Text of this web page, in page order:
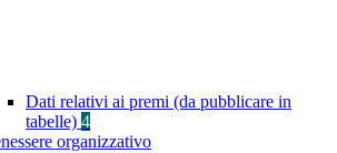
Dati relativi ai premi (da pubblicare in
tabelle) 4
organizzativo